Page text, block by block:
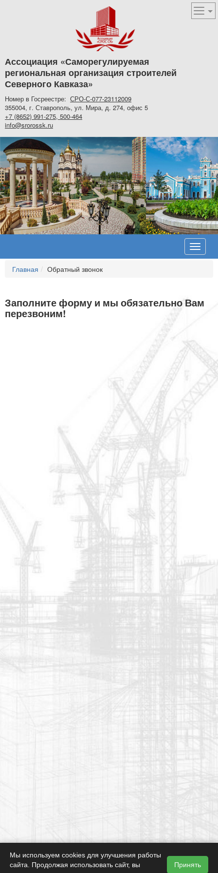
Ассоциация «Саморегулируемая
региональная организация строителей
Северного Кавказа»
Номер в Госреестре: СРО-С-077-23112009
355004, г. Ставрополь, ул. Мира, д. 274, офис 5
+7 (8652) 991-275, 500-464
info@srorossk.ru
Toggle
Главная
Обратный звонок
Заполните форму и мы обязательно Вам
перезвоним!
Мы используем cookies для улучшения работы
сайта. Продолжая использовать сайт, вы
Принять